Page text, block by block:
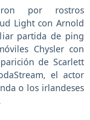
por rostros
Light con Arnold
partida de ping
Chysler con
de Scarlett
el actor
o los irlandeses